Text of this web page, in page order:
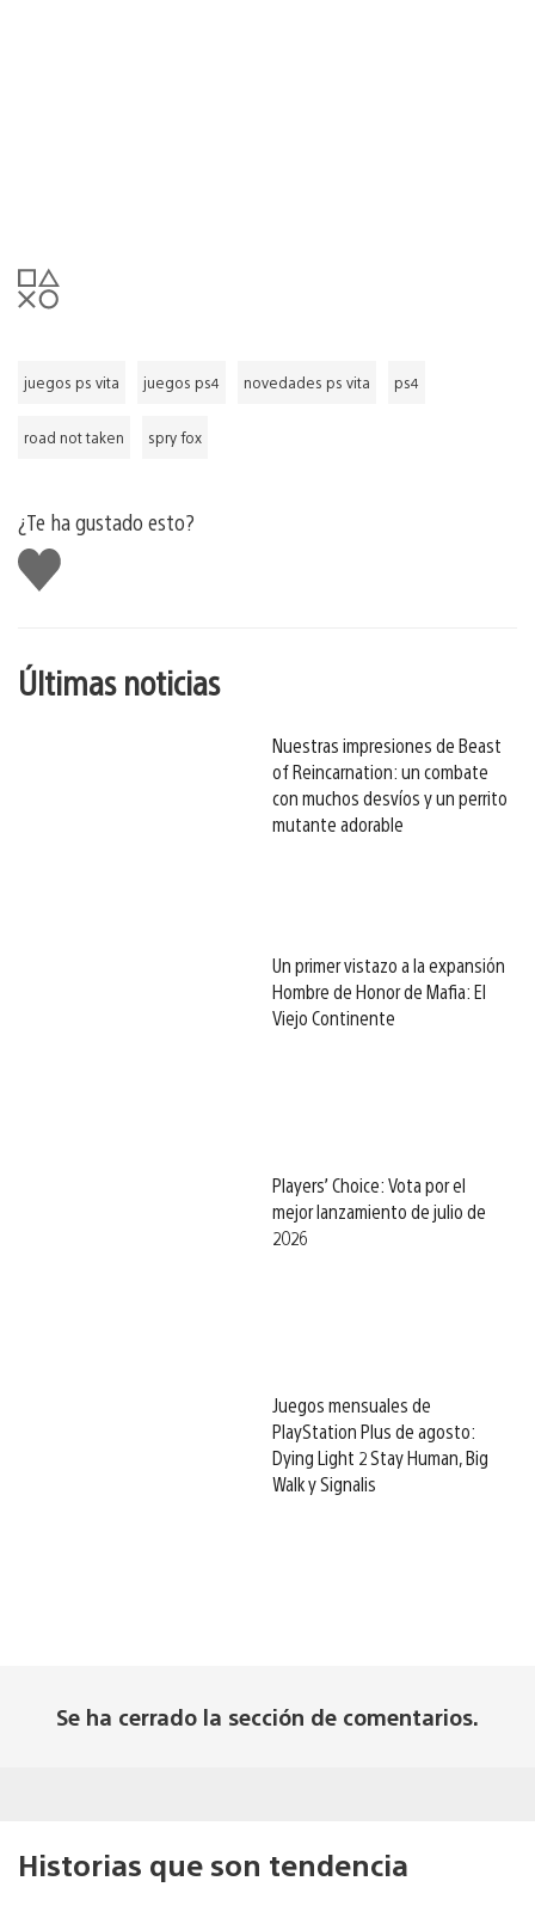
juegos ps vita juegos ps4 novedades ps vita ps4
road not taken spry fox
¿Te ha gustado esto?
Me
gusta
Últimas noticias
Nuestras impresiones de Beast
of Reincarnation: un combate
con muchos desvíos y un perrito
mutante adorable
Un primer vistazo a la expansión
Hombre de Honor de Mafia: El
Viejo Continente
Players’ Choice: Vota por el
mejor lanzamiento de julio de
2026
Juegos mensuales de
PlayStation Plus de agosto:
Dying Light 2 Stay Human, Big
Walk y Signalis
Se ha cerrado la sección de comentarios.
Historias que son tendencia